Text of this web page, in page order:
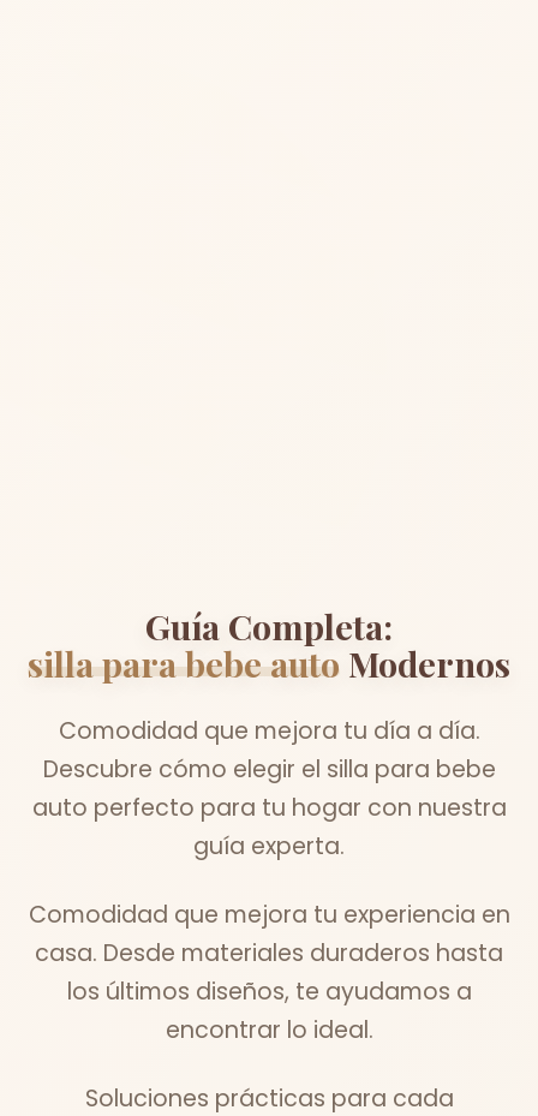
Guía Completa:
silla para bebe auto Modernos
Comodidad que mejora tu día a día.
Descubre cómo elegir el silla para bebe
auto perfecto para tu hogar con nuestra
guía experta.
Comodidad que mejora tu experiencia en
casa. Desde materiales duraderos hasta
los últimos diseños, te ayudamos a
encontrar lo ideal.
Soluciones prácticas para cada